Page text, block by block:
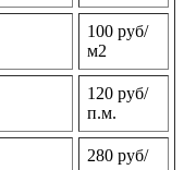
100 руб/
м2
120 руб/
п.м.
280 руб/